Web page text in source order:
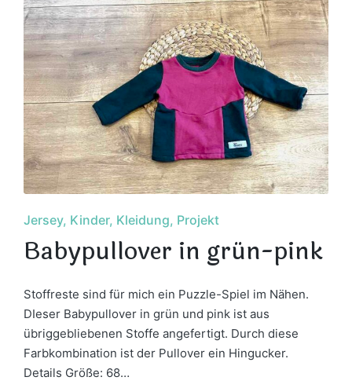
Posted
in
Jersey Kinder Kleidung Projekt
Babypullover in grün-pink
Stoffreste sind für mich ein Puzzle-Spiel im Nähen.
DIeser Babypullover in grün und pink ist aus
übriggebliebenen Stoffe angefertigt. Durch diese
Farbkombination ist der Pullover ein Hingucker.
Details Größe: 68…